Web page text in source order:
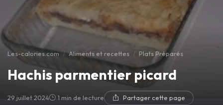
Les-calories.com Aliments et recettes Plats Préparés
Hachis parmentier picard
29 juillet 2024 1 min de lecture Partager cette page